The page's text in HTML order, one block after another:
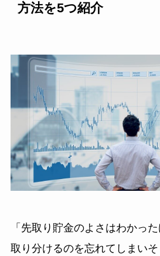
方法を5つ紹介
「先取り貯金のよさはわかっ
取り分けるのを忘れてしまい